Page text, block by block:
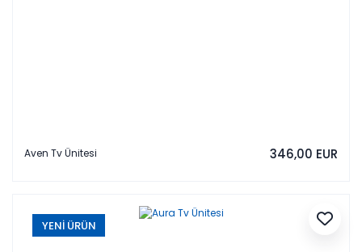
Aven Tv Ünitesi 346,00 EUR
YENİ ÜRÜN